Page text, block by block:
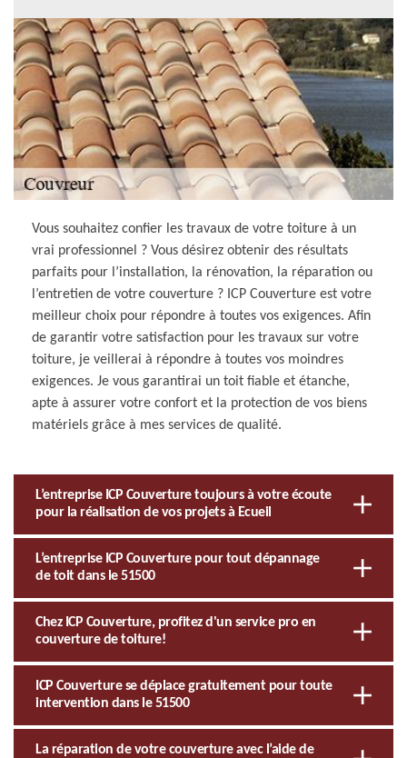
Vous souhaitez confier les travaux de votre toiture à un
vrai professionnel ? Vous désirez obtenir des résultats
parfaits pour l’installation, la rénovation, la réparation ou
l’entretien de votre couverture ? ICP Couverture est votre
meilleur choix pour répondre à toutes vos exigences. Afin
de garantir votre satisfaction pour les travaux sur votre
toiture, je veillerai à répondre à toutes vos moindres
exigences. Je vous garantirai un toit fiable et étanche,
apte à assurer votre confort et la protection de vos biens
matériels grâce à mes services de qualité.
L’entreprise ICP Couverture toujours à votre écoute
pour la réalisation de vos projets à Ecueil
L’entreprise ICP Couverture pour tout dépannage
de toit dans le 51500
Chez ICP Couverture, profitez d'un service pro en
couverture de toiture!
ICP Couverture se déplace gratuitement pour toute
intervention dans le 51500
La réparation de votre couverture avec l’aide de